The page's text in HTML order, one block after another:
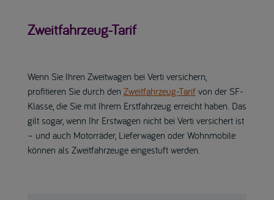
Zweitfahrzeug-Tarif
Wenn Sie Ihren Zweitwagen bei Verti versichern,
profitieren Sie durch den Zweitfahrzeug-Tarifvon der SF-
Klasse, die Sie mit Ihrem Erstfahrzeug erreicht haben. Das
gilt sogar, wenn Ihr Erstwagen nicht bei Verti versichert ist
– und auch Motorräder, Lieferwagen oder Wohnmobile
können als Zweitfahrzeuge eingestuft werden.